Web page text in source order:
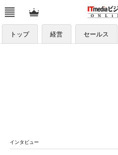
トップ 経営 セールス
インタビュー